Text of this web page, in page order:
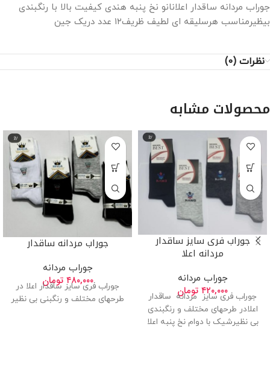
جوراب مردانه ساقدار اعلانانو نخ پنبه هندی کیفیت بالا با رنگبندی
بیظیرمناسب هرسلیقه ای لطیف ظریف۱۲ عدد دریک جین
نظرات (0)
محصولات مشابه
جوراب فری سایز ساقدار
مردانه اعلا
جوراب مردانه
۴۲۰,۰۰۰ تومان
جوراب فری سایز مردانه ساقدار
اعلادر طرحهای مختلف و رنگبندی
بی نظیرشیک با دوام نخ پنبه اعلا
جوراب مردانه ساقدار
جوراب مردانه
۴۸۰,۰۰۰ تومان
جوراب فری سایز ساقدار اعلا در
طرحهای مختلف و رنگبنی بی نظیر